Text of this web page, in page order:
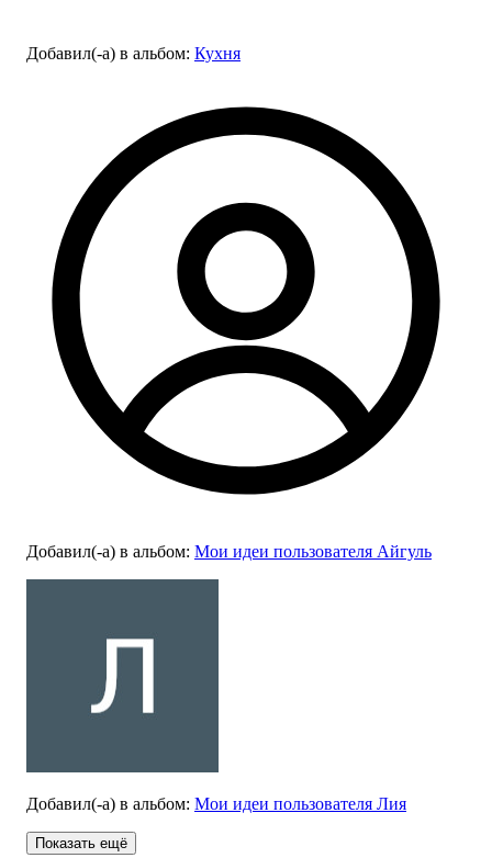
Добавил(-а) в альбом: Кухня
Добавил(-а) в альбом: Мои идеи пользователя Айгуль
Добавил(-а) в альбом: Мои идеи пользователя Лия
Показать ещё